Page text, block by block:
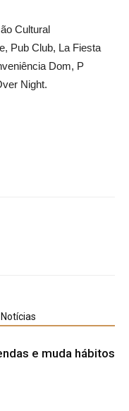
Cultural
Pub Club, La Fiesta
Dom, P
Night.
e muda hábitos